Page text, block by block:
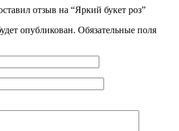
отзыв на “Яркий букет роз”
опубликован. Обязательные поля